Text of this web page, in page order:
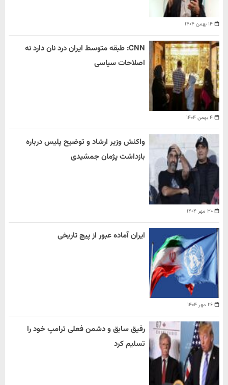
۱۴ بهمن ۱۴۰۴
۴ بهمن ۱۴۰۴
CNN: طبقه متوسط ایران درد نان دارد نه
اصلاحات سیاسی
۳۰ مهر ۱۴۰۴
واکنش وزیر ارشاد و توضیح پلیس درباره
بازداشت پژمان جمشیدی
۲۶ مهر ۱۴۰۴
ایران آماده عبور از پیچ تاریخی
رفیق سابق و دشمن فعلی ترامپ خود را
تسلیم کرد